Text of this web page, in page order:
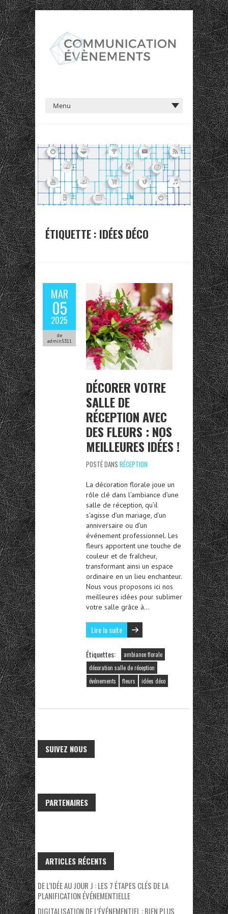
ÉTIQUETTE : IDÉES DÉCO
MAR
05
2025
de
admin5311
DÉCORER VOTRE
SALLE DE
RÉCEPTION AVEC
DES FLEURS : NOS
MEILLEURES IDÉES !
POSTÉ DANS RÉCEPTION
La décoration florale joue un
rôle clé dans l’ambiance d’une
salle de réception, qu’il
s’agisse d’un mariage, d’un
anniversaire ou d’un
événement professionnel. Les
fleurs apportent une touche de
couleur et de fraîcheur,
transformant ainsi un espace
ordinaire en un lieu enchanteur.
Nous vous proposons ici nos
meilleures idées pour sublimer
votre salle grâce à…
Lire la suite
Étiquettes:
ambiance florale
décoration salle de réception
événements
fleurs idées déco
SUIVEZ NOUS
PARTENAIRES
ARTICLES RÉCENTS
DE L’IDÉE AU JOUR J : LES 7 ÉTAPES CLÉS DE LA
PLANIFICATION ÉVÉNEMENTIELLE
DIGITALISATION DE L’ÉVÉNEMENTIEL : BIEN PLUS